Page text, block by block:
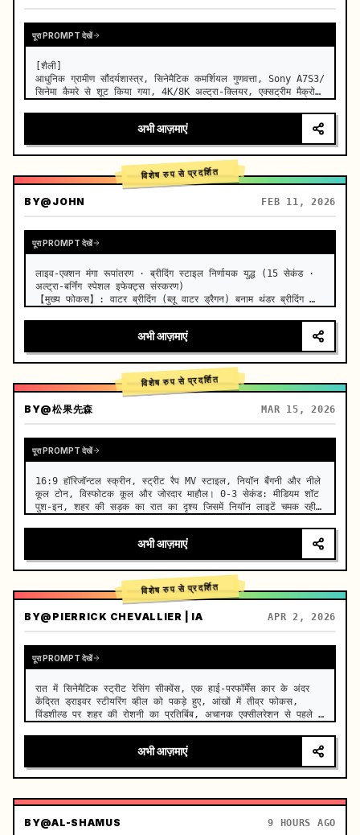
पूरा PROMPT देखें
[शैली]
आधुनिक ग्रामीण सौंदर्यशास्त्र, सिनेमैटिक कमर्शियल गुणवत्ता, Sony A7S3/
सिनेमा कैमरे से शूट किया गया, 4K/8K अल्ट्रा-क्लियर, एक्सट्रीम मैक्रो,
[दृश्य]
एक अच्छी…
अभी आज़माएं
विशेष रुप से प्रदर्शित
BY@JOHN FEB 11, 2026
पूरा PROMPT देखें
लाइव-एक्शन मंगा रूपांतरण · ब्रीदिंग स्टाइल निर्णायक युद्ध (15 सेकंड ·
अल्ट्रा-बर्निंग स्पेशल इफेक्ट्स संस्करण)
【मुख्य फोकस】: वाटर ब्रीदिंग (ब्लू वाटर ड्रैगन) बनाम थंडर ब्रीदिंग
अभी आज़माएं
विशेष रुप से प्रदर्शित
BY@松果先森 MAR 15, 2026
पूरा PROMPT देखें
16:9 हॉरिजॉन्टल स्क्रीन, स्ट्रीट रैप MV स्टाइल, नियॉन बैंगनी और नीले
कूल टोन, विस्फोटक कूल और जोरदार माहौल। 0-3 सेकंड: मीडियम शॉट
पुश-इन, शहर की सड़क का रात का दृश्य जिसमें नियॉन लाइटें चमक रही
अभी आज़माएं
विशेष रुप से प्रदर्शित
BY@PIERRICK CHEVALLIER | IA APR 2, 2026
पूरा PROMPT देखें
रात में सिनेमैटिक स्ट्रीट रेसिंग सीक्वेंस, एक हाई-परफॉर्मेंस कार के अंदर
केंद्रित ड्राइवर स्टीयरिंग व्हील को पकड़े हुए, आंखों में तीव्र फोकस,
विंडशील्ड पर शहर की रोशनी का प्रतिबिंब, अचानक एक्सीलरेशन से पहले
कैमरा: सीमलेस ट्रांजिशन के साथ रैपिड मल्ट…
अभी आज़माएं
BY@AL-SHAMUS 9 HOURS AGO